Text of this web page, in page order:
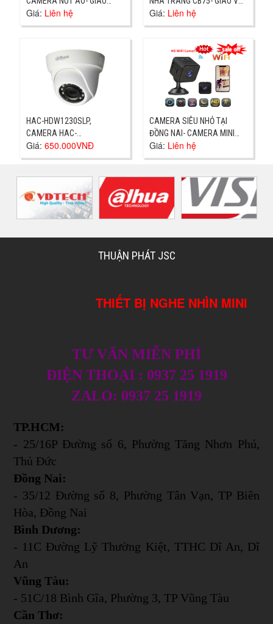
NGAY
Giá: Liên hệ
HƯỚNG DẪN SỬ DỤNG
Giá: Liên hệ
HAC-HDW1230SLP,
CAMERA HAC-
HDW1230SLP
Giá:650.000VNĐ
CAMERA SIÊU NHỎ TẠI
ĐỒNG NAI- CAMERA MINI
V4- CỬA HÀNG TẠI TÂN VẠN
Giá: Liên hệ
THUẬN PHÁT JSC
THIẾT BỊ NGHE NHÌN MINI
TƯ VẤN MIỄN PHÍ
ĐIỆN THOẠI : 0937 25 1919
ZALO: 0937 25 1919
TP.HCM:
- 25/16P Đường số 6, Phường Tăng Nhơn Phú,
Thủ Đức
Đồng Nai:
- 35/12 Đường số 8, Phường Tân Vạn, TP Biên
Hòa, Đồng Nai
Bình Dương:
- 11C Đường Lỹ Thường Kiệt, TTHC Dĩ An, Dĩ
An
Vũng Tàu:
- 51C/18 Bình Gĩa, Phường 3, TP Vũng Tàu
Cần Thơ: